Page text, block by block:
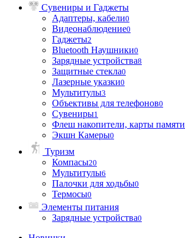
Сувениры и Гаджеты
Адаптеры, кабели0
Видеонаблюдение0
Гаджеты2
Bluetooth Наушники0
Зарядные устройства8
Защитные стекла0
Лазерные указки0
Мультитулы3
Объективы для телефонов0
Сувениры1
Флеш накопители, карты памяти
Экшн Камеры0
Туризм
Компасы20
Мультитулы6
Палочки для ходьбы0
Термосы0
Элементы питания
Зарядные устройства0